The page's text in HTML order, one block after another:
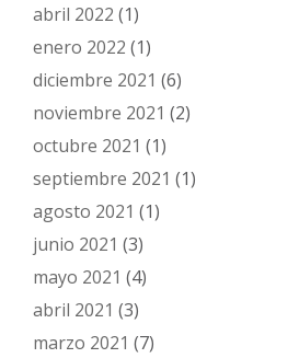
abril 2022 (1)
enero 2022 (1)
diciembre 2021 (6)
noviembre 2021 (2)
octubre 2021 (1)
septiembre 2021 (1)
agosto 2021 (1)
junio 2021 (3)
mayo 2021 (4)
abril 2021 (3)
marzo 2021 (7)